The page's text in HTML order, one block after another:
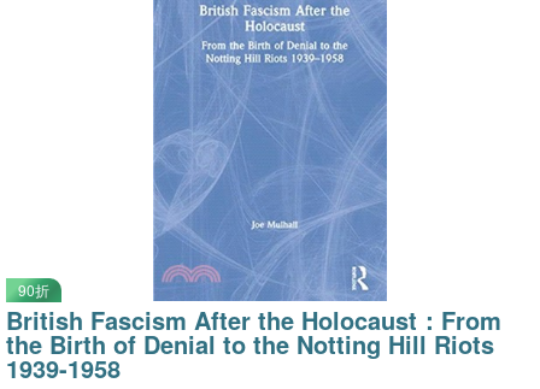
90折
British Fascism After the Holocaust：From
the Birth of Denial to the Notting Hill Riots
1939-1958